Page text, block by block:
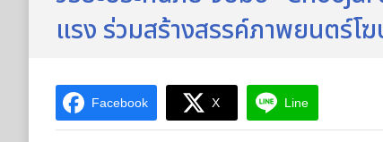
แรง ร่วมสร้างสรรค์ภาพยนตร์
Facebook X Line